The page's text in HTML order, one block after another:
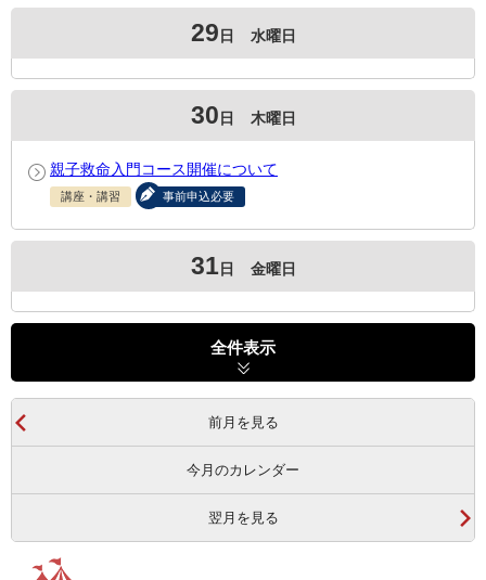
29 日 水曜日
30 日 木曜日
親子救命入門コース開催について
講座・講習 事前申込必要
31日 金曜日
全件表示
前月を見る
今月のカレンダー
翌月を見る